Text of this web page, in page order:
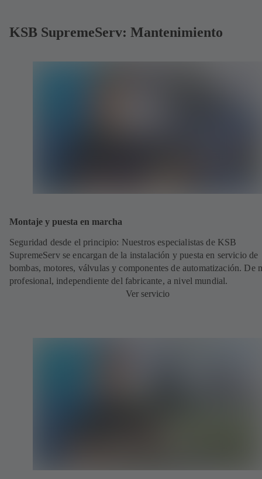
KSB SupremeServ: Mantenimiento
Montaje y puesta en marcha
Seguridad desde el principio: Nuestros especialistas de KSB
SupremeServ se encargan de la instalación y puesta en servicio de
bombas, motores, válvulas y componentes de automatización. De
profesional, independiente del fabricante, a nivel mundial.
Ver servicio